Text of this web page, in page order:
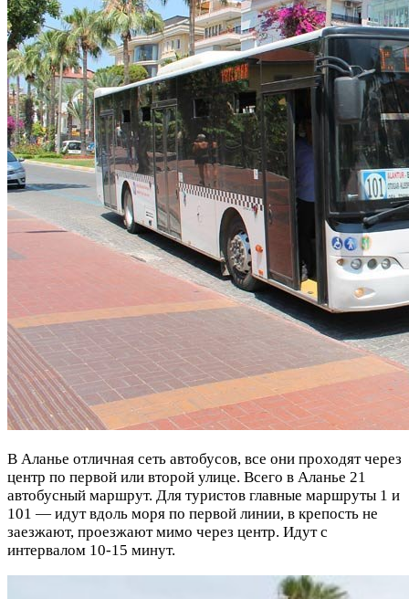
В Аланье отличная сеть автобусов, все они проходят через
центр по первой или второй улице. Всего в Аланье 21
автобусный маршрут. Для туристов главные маршруты 1 и
101 — идут вдоль моря по первой линии, в крепость не
заезжают, проезжают мимо через центр. Идут с
интервалом 10-15 минут.